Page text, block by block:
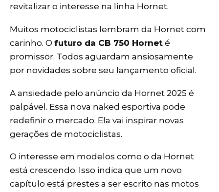
revitalizar o interesse na linha Hornet.
Muitos motociclistas lembram da Hornet com
carinho. O futuro da CB 750 Hornet é
promissor. Todos aguardam ansiosamente
por novidades sobre seu lançamento oficial.
A ansiedade pelo anúncio da Hornet 2025 é
palpável. Essa nova naked esportiva pode
redefinir o mercado. Ela vai inspirar novas
gerações de motociclistas.
O interesse em modelos como o da Hornet
está crescendo. Isso indica que um novo
capítulo está prestes a ser escrito nas motos